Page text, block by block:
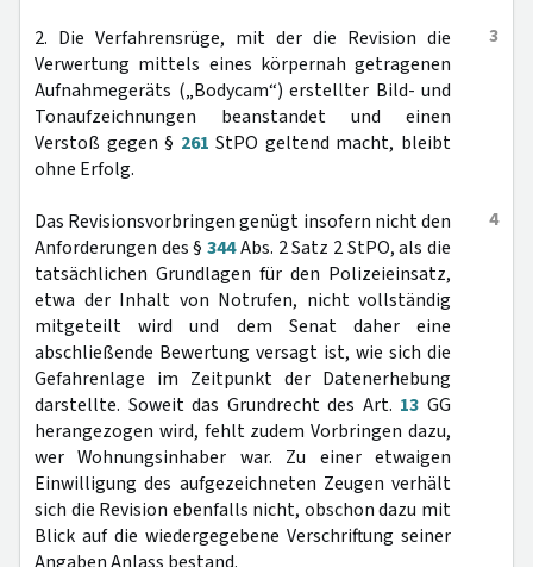
3
2. Die Verfahrensrüge, mit der die Revision die
Verwertung mittels eines körpernah getragenen
Aufnahmegeräts („Bodycam“) erstellter Bild- und
Tonaufzeichnungen beanstandet und einen
Verstoß gegen § 261 StPO geltend macht, bleibt
ohne Erfolg.
4
Das Revisionsvorbringen genügt insofern nicht den
Anforderungen des §344Abs. 2 Satz 2 StPO, als die
tatsächlichen Grundlagen für den Polizeieinsatz,
etwa der Inhalt von Notrufen, nicht vollständig
mitgeteilt wird und dem Senat daher eine
abschließende Bewertung versagt ist, wie sich die
Gefahrenlage im Zeitpunkt der Datenerhebung
darstellte. Soweit das Grundrecht des Art. 13 GG
herangezogen wird, fehlt zudem Vorbringen dazu,
wer Wohnungsinhaber war. Zu einer etwaigen
Einwilligung des aufgezeichneten Zeugen verhält
sich die Revision ebenfalls nicht, obschon dazu mit
Blick auf die wiedergegebene Verschriftung seiner